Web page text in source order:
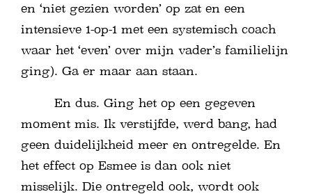
en ‘niet gezien worden’ op zat en een
intensieve 1-op-1 met een systemisch coach
waar het ‘even’ over mijn vader’s familielijn
ging). Ga er maar aan staan.
En dus. Ging het op een gegeven
moment mis. Ik verstijfde, werd bang, had
geen duidelijkheid meer en ontregelde. En
het effect op Esmee is dan ook niet
misselijk. Die ontregeld ook, wordt ook